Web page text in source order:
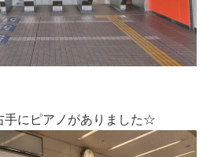
手にピアノがありました☆